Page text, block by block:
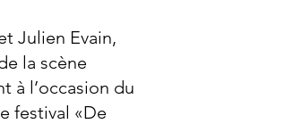
Julien Evain,
la scène
à l’occasion du
festival «De